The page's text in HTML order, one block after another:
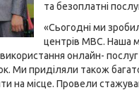
та безоплатні
«Сьогодні ми
центрів МВС. Наша
онлайн-
Ми приділяли також
на місце. Провели